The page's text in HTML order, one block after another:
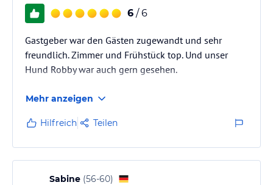
6 / 6
Gastgeber war den Gästen zugewandt und sehr
freundlich. Zimmer und Frühstück top. Und unser
Hund Robby war auch gern gesehen.
Mehr anzeigen
Hilfreich Teilen
Sabine (56-60)